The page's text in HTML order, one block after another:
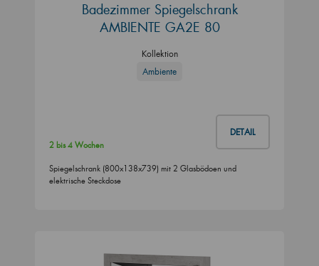
Badezimmer Spiegelschrank
AMBIENTE GA2E 80
Kollektion
Ambiente
DETAIL
2 bis 4 Wochen
Spiegelschrank (800x138x739) mit 2 Glasbödoen und
elektrische Steckdose